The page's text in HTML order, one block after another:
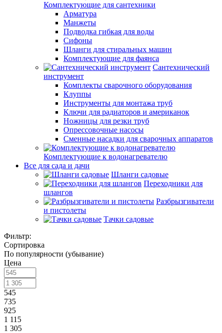
Комплектующие для сантехники
Арматура
Манжеты
Подводка гибкая для воды
Сифоны
Шланги для стиральных машин
Комплектующие для фаянса
Сантехнический
инструмент
Комплекты сварочного оборудования
Клуппы
Инструменты для монтажа труб
Ключи для радиаторов и американок
Ножницы для резки труб
Опрессовочные насосы
Сменные насадки для сварочных аппаратов
Комплектующие к водонагревателю
Все для сада и дачи
Шланги садовые
Переходники для
шлангов
Разбрызгиватели
и пистолеты
Тачки садовые
Фильтр:
Сортировка
По популярности (убывание)
Цена
545
735
925
1 115
1 305